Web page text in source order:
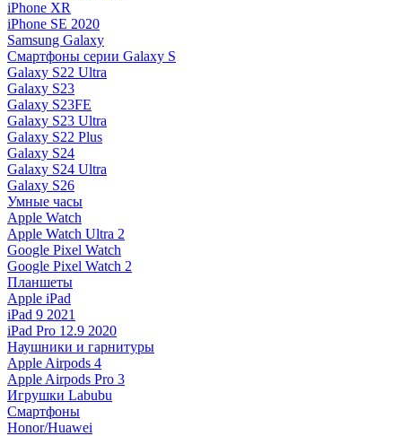
iPhone XR
iPhone SE 2020
Samsung Galaxy
Смартфоны серии Galaxy S
Galaxy S22 Ultra
Galaxy S23
Galaxy S23FE
Galaxy S23 Ultra
Galaxy S22 Plus
Galaxy S24
Galaxy S24 Ultra
Galaxy S26
Умные часы
Apple Watch
Apple Watch Ultra 2
Google Pixel Watch
Google Pixel Watch 2
Планшеты
Apple iPad
iPad 9 2021
iPad Pro 12.9 2020
Наушники и гарнитуры
Apple Airpods 4
Apple Airpods Pro 3
Игрушки Labubu
Смартфоны
Honor/Huawei